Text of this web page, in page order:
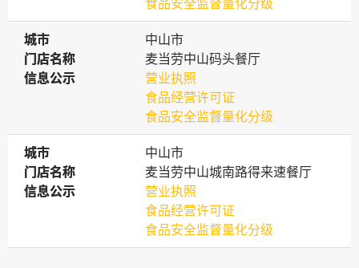
食品安全监督量化分级
城市
城市
中山市
门店名称
门店名称
麦当劳中山码头餐厅
信息公示
信息公示
营业执照
食品经营许可证
食品安全监督量化分级
城市
城市
中山市
门店名称
门店名称
麦当劳中山城南路得来速餐厅
信息公示
信息公示
营业执照
食品经营许可证
食品安全监督量化分级